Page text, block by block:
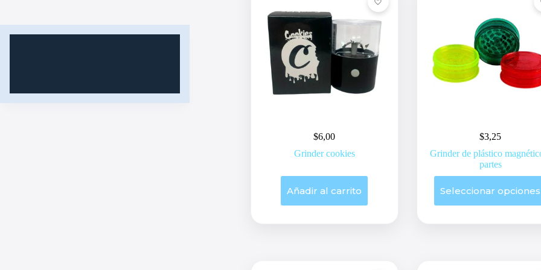
$6,00
Grinder cookies
Añadir al carrito
$3,25
Grinder de plástico
partes
Seleccionar opciones
producto
variantes.